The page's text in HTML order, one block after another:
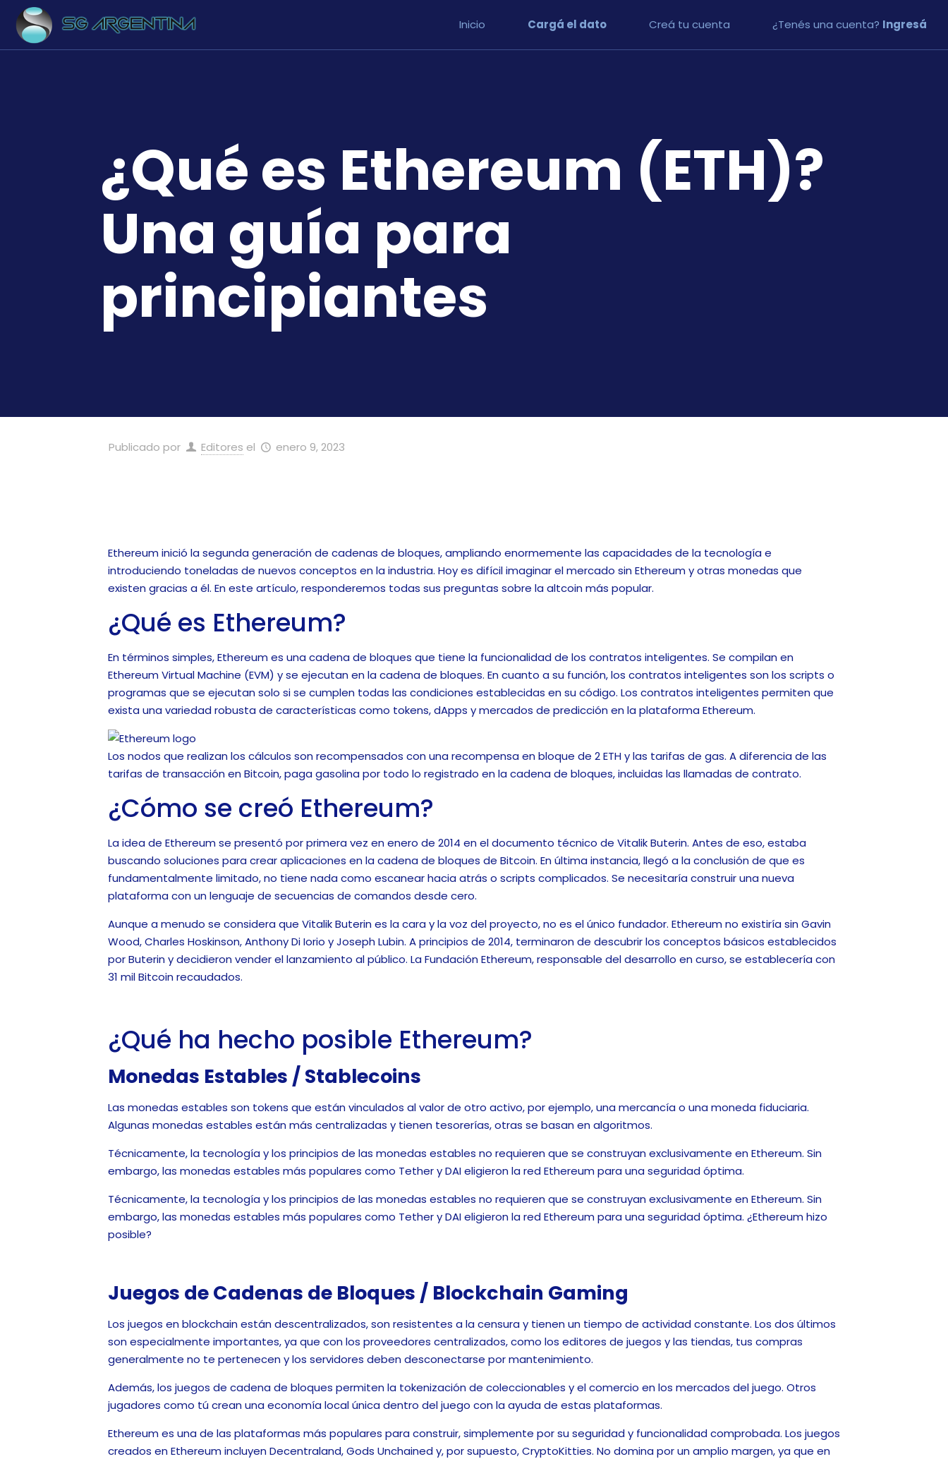
Inicio Cargá el dato Creá tu cuenta ¿Tenés una cuenta? Ingresá
¿Qué es Ethereum (ETH)?
Una guía para
principiantes
Publicado por Editores el enero 9, 2023
Ethereum inició la segunda generación de cadenas de bloques, ampliando enormemente las capacidades de la tecnología e
introduciendo toneladas de nuevos conceptos en la industria. Hoy es difícil imaginar el mercado sin Ethereum y otras monedas que
existen gracias a él. En este artículo, responderemos todas sus preguntas sobre la altcoin más popular.
¿Qué es Ethereum?
En términos simples, Ethereum es una cadena de bloques que tiene la funcionalidad de los contratos inteligentes. Se compilan en
Ethereum Virtual Machine (EVM) y se ejecutan en la cadena de bloques. En cuanto a su función, los contratos inteligentes son los scripts o
programas que se ejecutan solo si se cumplen todas las condiciones establecidas en su código. Los contratos inteligentes permiten que
exista una variedad robusta de características como tokens, dApps y mercados de predicción en la plataforma Ethereum.
Los nodos que realizan los cálculos son recompensados ​​con una recompensa en bloque de 2 ETH y las tarifas de gas. A diferencia de las
tarifas de transacción en Bitcoin, paga gasolina por todo lo registrado en la cadena de bloques, incluidas las llamadas de contrato.
¿Cómo se creó Ethereum?
La idea de Ethereum se presentó por primera vez en enero de 2014 en el documento técnico de Vitalik Buterin. Antes de eso, estaba
buscando soluciones para crear aplicaciones en la cadena de bloques de Bitcoin. En última instancia, llegó a la conclusión de que es
fundamentalmente limitado, no tiene nada como escanear hacia atrás o scripts complicados. Se necesitaría construir una nueva
plataforma con un lenguaje de secuencias de comandos desde cero.
Aunque a menudo se considera que Vitalik Buterin es la cara y la voz del proyecto, no es el único fundador. Ethereum no existiría sin Gavin
Wood, Charles Hoskinson, Anthony Di Iorio y Joseph Lubin. A principios de 2014, terminaron de descubrir los conceptos básicos establecidos
por Buterin y decidieron vender el lanzamiento al público. La Fundación Ethereum, responsable del desarrollo en curso, se establecería con
31 mil Bitcoin recaudados.
¿Qué ha hecho posible Ethereum?
Monedas Estables / Stablecoins
Las monedas estables son tokens que están vinculados al valor de otro activo, por ejemplo, una mercancía o una moneda fiduciaria.
Algunas monedas estables están más centralizadas y tienen tesorerías, otras se basan en algoritmos.
Técnicamente, la tecnología y los principios de las monedas estables no requieren que se construyan exclusivamente en Ethereum. Sin
embargo, las monedas estables más populares como Tether y DAI eligieron la red Ethereum para una seguridad óptima.
Técnicamente, la tecnología y los principios de las monedas estables no requieren que se construyan exclusivamente en Ethereum. Sin
embargo, las monedas estables más populares como Tether y DAI eligieron la red Ethereum para una seguridad óptima. ¿Ethereum hizo
posible?
Juegos de Cadenas de Bloques / Blockchain Gaming
Los juegos en blockchain están descentralizados, son resistentes a la censura y tienen un tiempo de actividad constante. Los dos últimos
son especialmente importantes, ya que con los proveedores centralizados, como los editores de juegos y las tiendas, tus compras
generalmente no te pertenecen y los servidores deben desconectarse por mantenimiento.
Además, los juegos de cadena de bloques permiten la tokenización de coleccionables y el comercio en los mercados del juego. Otros
jugadores como tú crean una economía local única dentro del juego con la ayuda de estas plataformas.
Ethereum es una de las plataformas más populares para construir, simplemente por su seguridad y funcionalidad comprobada. Los juegos
creados en Ethereum incluyen Decentraland, Gods Unchained y, por supuesto, CryptoKitties. No domina por un amplio margen, ya que en